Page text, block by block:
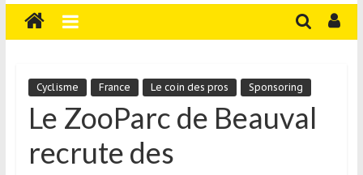
Tourisme
est
média
sur
tourisme
sportif
Cyclisme France Le coin des pros Sponsoring
Le ZooParc de Beauval
recrute des